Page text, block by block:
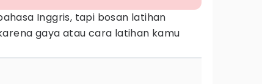
Inggris, tapi bosan latihan
gaya atau cara latihan kamu